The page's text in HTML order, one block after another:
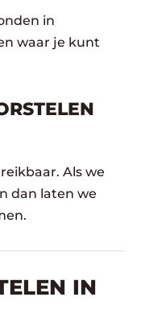
in
waar je kunt
Als we
dan laten we
IN